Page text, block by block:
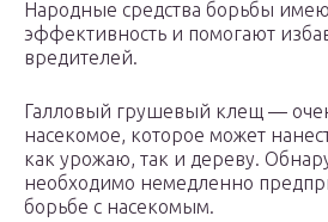
Народные средства борьбы
эффективность и помогают
вредителей.
Галловый грушевый клещ —
насекомое, которое может
как урожаю, так и дереву.
необходимо немедленно
борьбе с насекомым.